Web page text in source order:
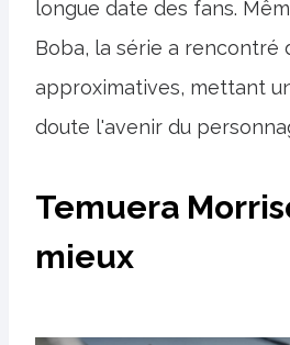
longue date des fans.
Boba, la série a rencontré
approximatives, mettant
doute l'avenir du
Temuera
mieux